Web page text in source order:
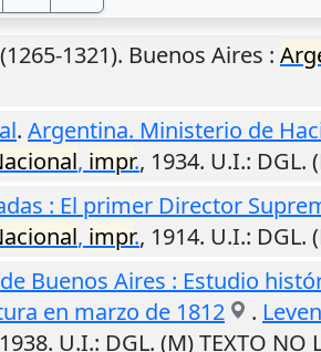
(1265-1321). Buenos Aires :
. Argentina. Ministerio de
, impr., 1934. U.I.: DGL.
: El primer Director
, impr., 1914. U.I.: DGL.
Buenos Aires : Estudio
en marzo de 1812
.
1938. U.I.: DGL. (M) TEXTO NO